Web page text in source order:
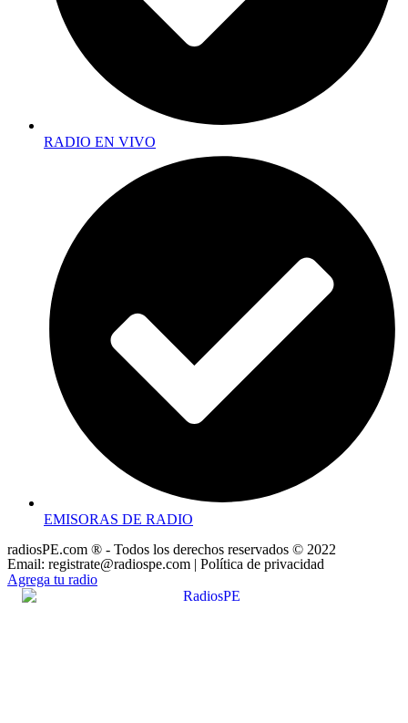
RADIO EN VIVO
EMISORAS DE RADIO
radiosPE.com ® - Todos los derechos reservados © 2022
Email: registrate@radiospe.com | Política de privacidad
Agrega tu radio